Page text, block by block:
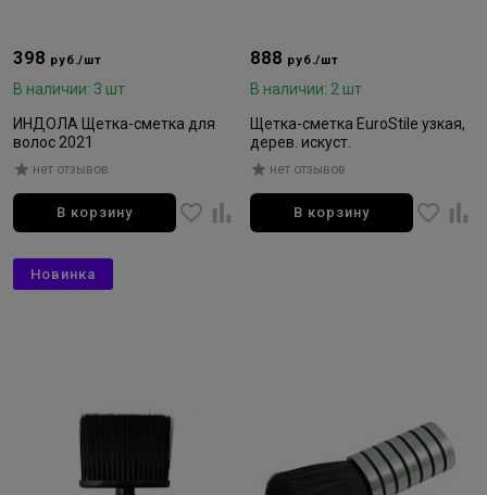
398 руб./шт
В наличии: 3 шт
ИНДОЛА Щетка-сметка для
волос 2021
нет отзывов
В корзину
888 руб./шт
В наличии: 2 шт
Щетка-сметка EuroStile узкая,
дерев. искуст.
нет отзывов
В корзину
Новинка